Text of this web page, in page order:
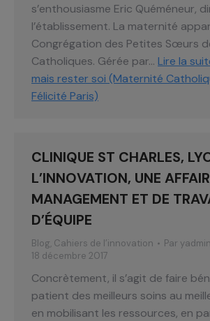
s’enthousiasme Eric Quéméneur,
l’établissement. La maternité
Congrégation des Petites Sœurs
Catholiques. Gérée par… Lire la
mais rester soi (Maternité
Félicité Paris)
CLINIQUE ST CHARLES,
L’INNOVATION, UNE
MANAGEMENT ET DE
D’ÉQUIPE
Blog, Cahiers de l’innovation Par yadmin
18 décembre 2017
Concrètement, il s’agit de faire
patient des meilleurs soins au
en mobilisant les ressources, en